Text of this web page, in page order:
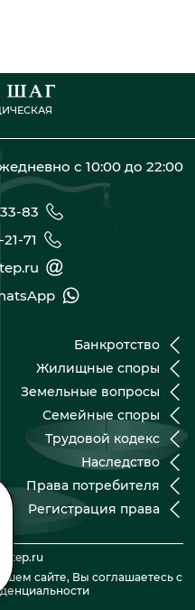
с 10:00 до 22:00
83
71
Банкротство
Жилищные споры
Земельные вопросы
Семейные споры
Трудовой кодекс
Наследство
Права потребителя
Регистрация права
сайте, Вы соглашаетесь с